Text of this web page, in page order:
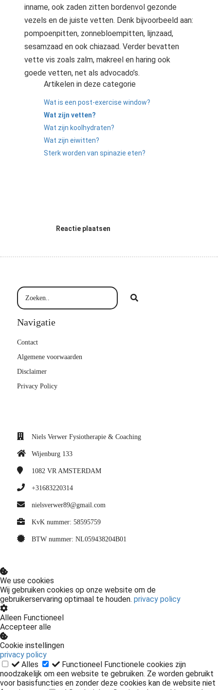
inname, ook zaden zitten bordenvol gezonde
vezels en de juiste vetten. Denk bijvoorbeeld aan:
pompoenpitten, zonnebloempitten, lijnzaad,
sesamzaad en ook chiazaad. Verder bevatten
vette vis zoals zalm, makreel en haring ook
goede vetten, net als advocado’s.
Artikelen in deze categorie
Wat is een post-exercise window?
Wat zijn vetten?
Wat zijn koolhydraten?
Wat zijn eiwitten?
Sterk worden van spinazie eten?
Reactie plaatsen
Navigatie
Contact
Algemene voorwaarden
Disclaimer
Privacy Policy
Niels Verwer Fysiotherapie & Coaching
Wijenburg 133
1082 VRAMSTERDAM
+31683220314
nielsverwer89@gmail.com
KvK nummer: 58595759
BTW nummer: NL059438204B01
We use cookies
Wij gebruiken cookies op onze website om de
gebruikerservaring optimaal te houden. privacy policy
Alleen Functioneel
Accepteer alle
Cookie instellingen
privacy policy
Alles
Functioneel Functionele cookies zijn
noodzakelijk om een website te gebruiken. Ze worden gebruikt
voor basisfuncties en zonder deze cookies kan de website niet